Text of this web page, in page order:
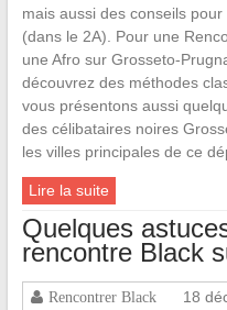
mais aussi des conseils
(dans le 2A). Pour une
une Afro sur Grosseto-
découvrez des méthodes
vous présentons aussi
des célibataires noires
les villes principales de ce
Lire la suite
Quelques
rencontre Black
Rencontrer Black 18